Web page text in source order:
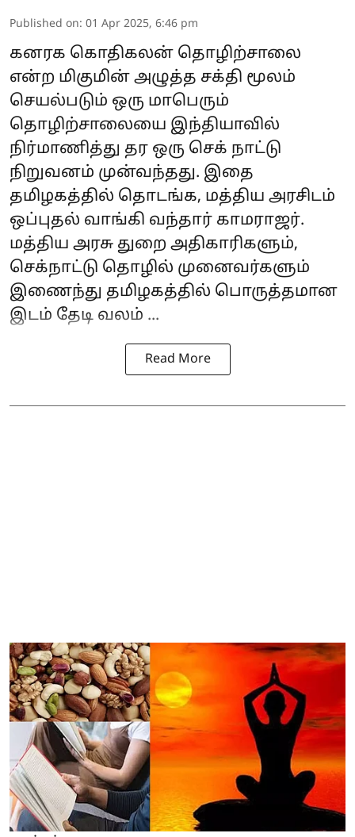
Published on: 01 Apr 2025, 6:46 pm
கனரக கொதிகலன் தொழிற்சாலை
என்ற மிகுமின் அழுத்த சக்தி மூலம்
செயல்படும் ஒரு மாபெரும்
தொழிற்சாலையை இந்தியாவில்
நிர்மாணித்து தர ஒரு செக் நாட்டு
நிறுவனம் முன்வந்தது. இதை
தமிழகத்தில் தொடங்க, மத்திய அரசிடம்
ஒப்புதல் வாங்கி வந்தார் காமராஜர்.
மத்திய அரசு துறை அதிகாரிகளும்,
செக்நாட்டு தொழில் முனைவர்களும்
இணைந்து தமிழகத்தில் பொருத்தமான
இடம் தேடி வலம் ...
Read More